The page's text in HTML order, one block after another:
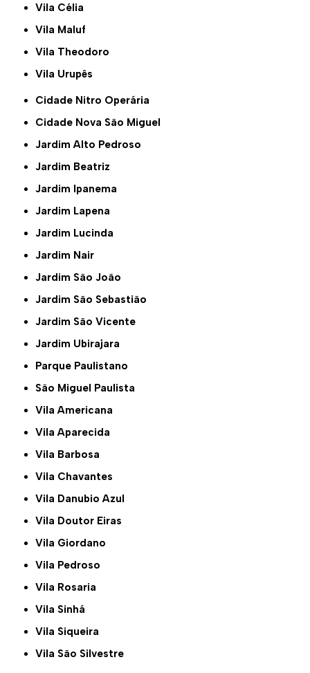
Vila Célia
Vila Maluf
Vila Theodoro
Vila Urupês
Cidade Nitro Operária
Cidade Nova São Miguel
Jardim Alto Pedroso
Jardim Beatriz
Jardim Ipanema
Jardim Lapena
Jardim Lucinda
Jardim Nair
Jardim São João
Jardim São Sebastião
Jardim São Vicente
Jardim Ubirajara
Parque Paulistano
São Miguel Paulista
Vila Americana
Vila Aparecida
Vila Barbosa
Vila Chavantes
Vila Danubio Azul
Vila Doutor Eiras
Vila Giordano
Vila Pedroso
Vila Rosaria
Vila Sinhá
Vila Siqueira
Vila São Silvestre